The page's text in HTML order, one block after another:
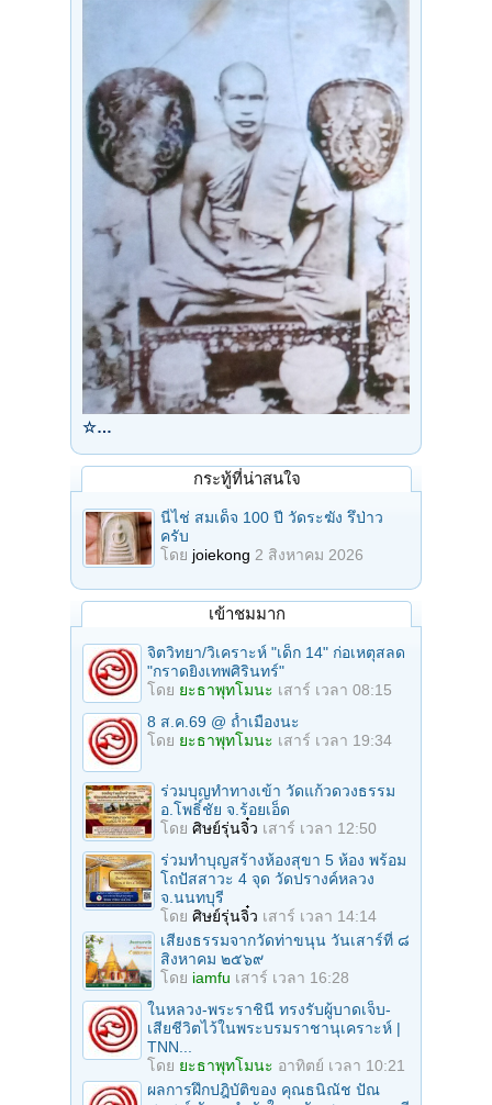
☆…
กระทู้ที่น่าสนใจ
นี่ไช่ สมเด็จ 100 ปี วัดระฆัง รึป่าว
ครับ
โดย joiekong 2 สิงหาคม 2026
เข้าชมมาก
จิตวิทยา/วิเคราะห์ "เด็ก 14" ก่อเหตุสลด
"กราดยิงเทพศิรินทร์"
โดย ยะธาพุทโมนะ เสาร์ เวลา 08:15
8 ส.ค.69 @ ถ้ำเมืองนะ
โดย ยะธาพุทโมนะ เสาร์ เวลา 19:34
ร่วมบุญทําทางเข้า วัดแก้วดวงธรรม
อ.โพธิ์ชัย จ.ร้อยเอ็ด
โดย ศิษย์รุ่นจิ๋ว เสาร์ เวลา 12:50
ร่วมทําบุญสร้างห้องสุขา 5 ห้อง พร้อม
โถปัสสาวะ 4 จุด วัดปรางค์หลวง
จ.นนทบุรี
โดย ศิษย์รุ่นจิ๋ว เสาร์ เวลา 14:14
เสียงธรรมจากวัดท่าขนุน วันเสาร์ที่ ๘
สิงหาคม ๒๕๖๙
โดย iamfu เสาร์ เวลา 16:28
ในหลวง-พระราชินี ทรงรับผู้บาดเจ็บ-
เสียชีวิตไว้ในพระบรมราชานุเคราะห์ |
TNN...
โดย ยะธาพุทโมนะ อาทิตย์ เวลา 10:21
ผลการฝึกปฎิบัติของ คุณธนิณัช ปัณ